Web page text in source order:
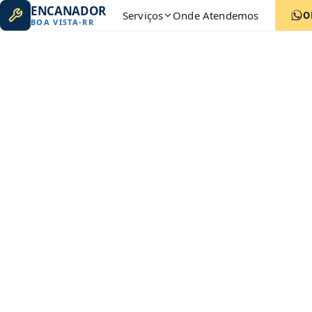
ENCANADOR
BOA VISTA-RR Serviços Onde Atendemos